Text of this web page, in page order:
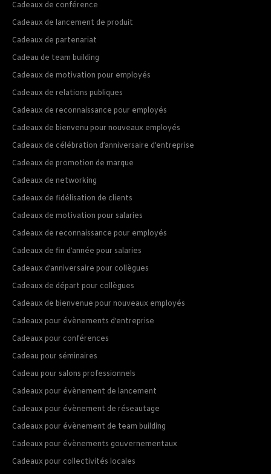
Cadeaux de conférence
Cadeaux de lancement de produit
Cadeaux de partenariat
Cadeau de team building
Cadeaux de motivation pour employés
Cadeaux de relations publiques
Cadeaux de reconnaissance pour employés
Cadeaux de bienvenu pour nouveaux employés
Cadeaux de célébration d’anniversaire d’entreprise
Cadeaux de promotion de marque
Cadeaux de networking
Cadeaux de fidélisation de clients
Cadeaux de motivation pour salaries
Cadeaux de reconnaissance pour employés
Cadeaux de fin d’année pour salaries
Cadeaux d’anniversaire pour collègues
Cadeaux de départ pour collègues
Cadeaux de bienvenue pour nouveaux employés
Cadeaux pour évènements d’entreprise
Cadeaux pour conférences
Cadeau pour séminaires
Cadeau pour salons professionnels
Cadeaux pour évènement de lancement
Cadeaux pour évènement de réseautage
Cadeaux pour évènement de team building
Cadeaux pour évènements gouvernementaux
Cadeaux pour collectivités locales